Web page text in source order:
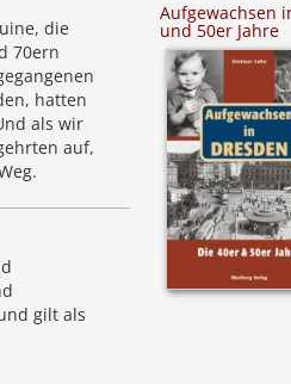
die
70ern
hatten
als wir
auf,
gilt als
Aufgewachsen
und 50er Jahre